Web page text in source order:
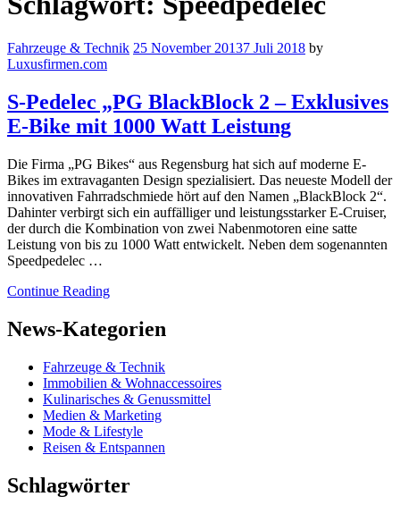
Fahrzeuge & Technik 25 November 20137 Juli 2018 by
Luxusfirmen.com
S-Pedelec „PG BlackBlock 2 – Exklusives
E-Bike mit 1000 Watt Leistung
Die Firma „PG Bikes“ aus Regensburg hat sich auf moderne E-
Bikes im extravaganten Design spezialisiert. Das neueste Modell der
innovativen Fahrradschmiede hört auf den Namen „BlackBlock 2“.
Dahinter verbirgt sich ein auffälliger und leistungsstarker E-Cruiser,
der durch die Kombination von zwei Nabenmotoren eine satte
Leistung von bis zu 1000 Watt entwickelt. Neben dem sogenannten
Speedpedelec …
Continue Reading
News-Kategorien
Fahrzeuge & Technik
Immobilien & Wohnaccessoires
Kulinarisches & Genussmittel
Medien & Marketing
Mode & Lifestyle
Reisen & Entspannen
Schlagwörter